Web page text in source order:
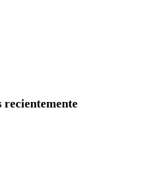
recientemente